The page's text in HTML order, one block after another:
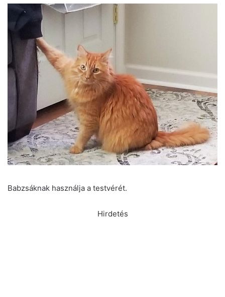
Babzsáknak használja a testvérét.
Hirdetés